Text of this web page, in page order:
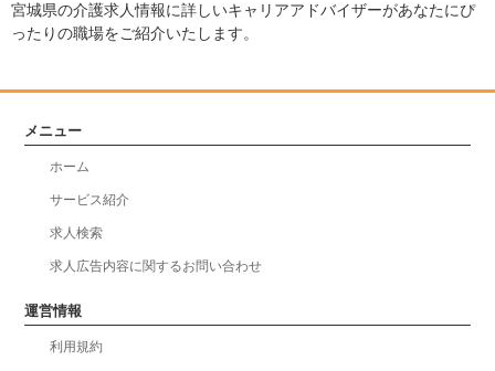
宮城県の介護求人情報に詳しいキャリアアドバイザーがあなたにぴ
ったりの職場をご紹介いたします。
メニュー
ホーム
サービス紹介
求人検索
求人広告内容に関するお問い合わせ
運営情報
利用規約